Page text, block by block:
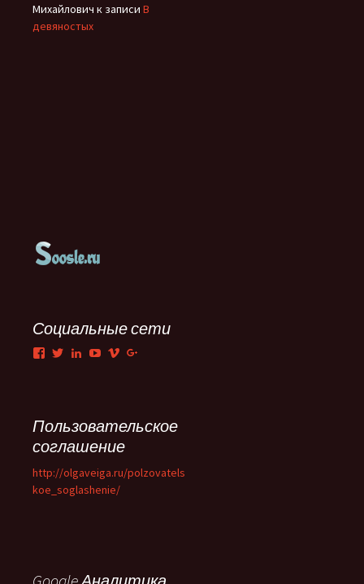
Михайлович к записи В
девяностых
Социальные сети
Facebook
TwitterLinkedIn
YouTube
Vimeo
Пользовательское
соглашение
http://olgaveiga.ru/polzovatels
koe_soglashenie/
Google Аналитика